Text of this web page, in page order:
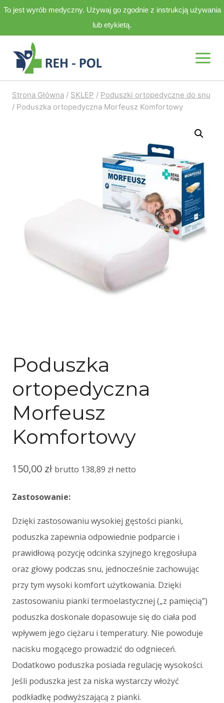
To jest wyrób medyczny. Używaj go zgodnie z instrukcją używania
lub etykietą.
Strona Główna / SKLEP / Poduszki ortopedyczne do snu
/ Poduszka ortopedyczna Morfeusz Komfortowy
Poduszka
ortopedyczna
Morfeusz
Komfortowy
150,00 zł brutto 138,89 zł netto
Zastosowanie:
Dzięki zastosowaniu wysokiej gęstości pianki,
poduszka zapewnia odpowiednie podparcie i
prawidłową pozycję odcinka szyjnego kręgosłupa
oraz głowy podczas snu, jednocześnie zachowując
przy tym wysoki komfort użytkowania. Dzięki
zastosowaniu pianki termoelastycznej („z pamięcią”)
poduszka doskonale dopasowuje się do ciała pod
wpływem jego ciężaru i temperatury. Nie powoduje
nacisku mogącego prowadzić do odgnieceń.
Dodatkowo poduszka posiada regulację wysokości.
Jeśli poduszka jest za niska wystarczy włożyć
podkładkę podwyższającą z pianki.